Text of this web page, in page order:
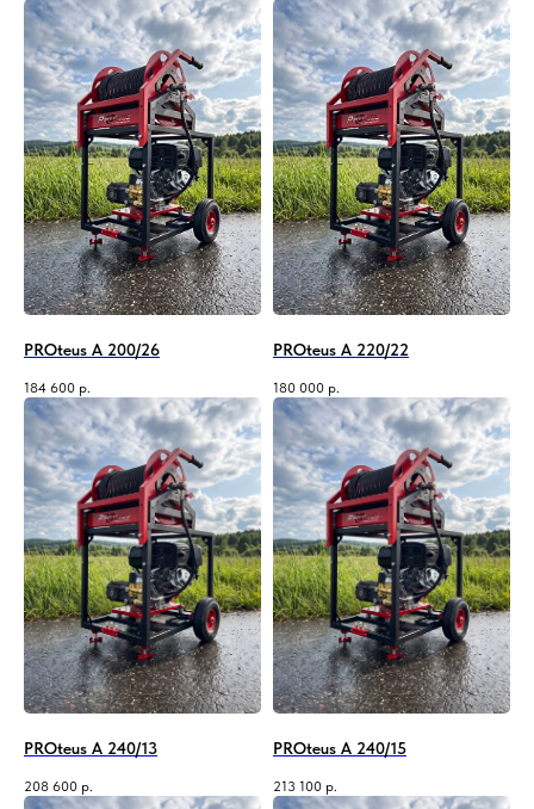
PROteus A 200/26
184 600 р.
PROteus A 220/22
180 000 р.
PROteus A 240/13
208 600 р.
PROteus A 240/15
213 100 р.